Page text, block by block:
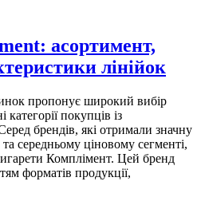
асортимент,
лінійок
пропонує широкий вибір
категорії покупців із
брендів, які отримали значну
середньому ціновому сегменті,
Комплімент. Цей бренд
форматів продукції,